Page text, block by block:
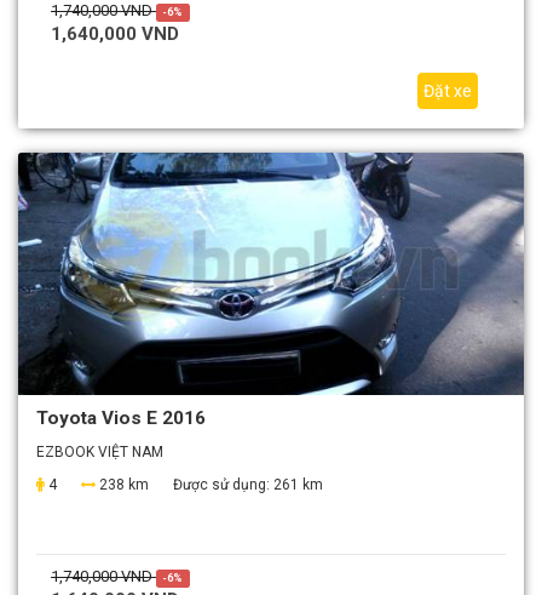
1,740,000 VND -6%
1,640,000 VND
Đặt xe
Toyota Vios E 2016
EZBOOK VIỆT NAM
4
238 km Được sử dụng: 261 km
1,740,000 VND -6%